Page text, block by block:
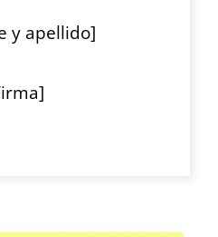
y apellido]